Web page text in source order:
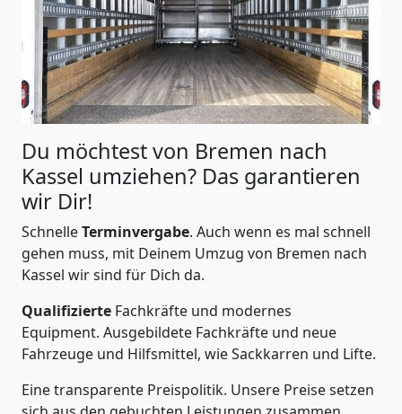
Du möchtest von Bremen nach
Kassel umziehen? Das garantieren
wir Dir!
SchnelleTerminvergabe. Auch wenn es mal schnell
gehen muss, mit Deinem Umzug von Bremen nach
Kassel wir sind für Dich da.
Qualifizierte Fachkräfte und modernes
Equipment. Ausgebildete Fachkräfte und neue
Fahrzeuge und Hilfsmittel, wie Sackkarren und Lifte.
Eine transparente Preispolitik. Unsere Preise setzen